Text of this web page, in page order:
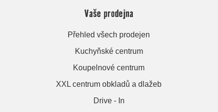
Vaše prodejna
Přehled všech prodejen
Kuchyňské centrum
Koupelnové centrum
XXL centrum obkladů a dlažeb
Drive - In